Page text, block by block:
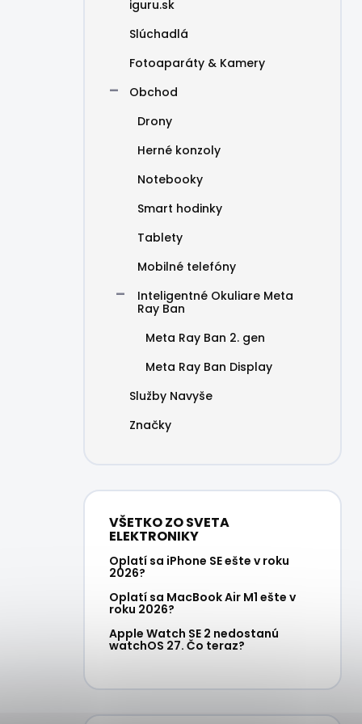
iguru.sk
Slúchadlá
Fotoaparáty & Kamery
Obchod
Drony
Herné konzoly
Notebooky
Smart hodinky
Tablety
Mobilné telefóny
Inteligentné Okuliare Meta
Ray Ban
Meta Ray Ban 2. gen
Meta Ray Ban Display
Služby Navyše
Značky
VŠETKO ZO SVETA
ELEKTRONIKY
Oplatí sa iPhone SE ešte v roku
2026?
Oplatí sa MacBook Air M1 ešte v
roku 2026?
Apple Watch SE 2 nedostanú
watchOS 27. Čo teraz?